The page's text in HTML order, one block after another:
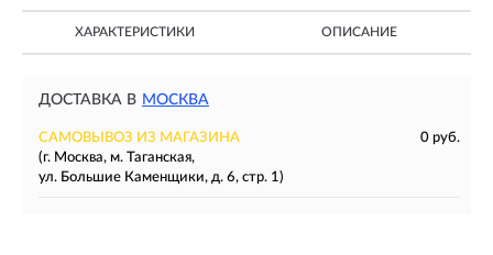
ХАРАКТЕРИСТИКИ ОПИСАНИЕ
ДОСТАВКА В МОСКВА
САМОВЫВОЗ ИЗ МАГАЗИНА
0 руб.
(г. Москва, м. Таганская,
ул. Большие Каменщики, д. 6, стр. 1)